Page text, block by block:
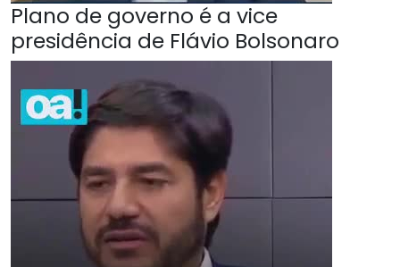
Plano de governo é a vice
presidência de Flávio Bolsonaro